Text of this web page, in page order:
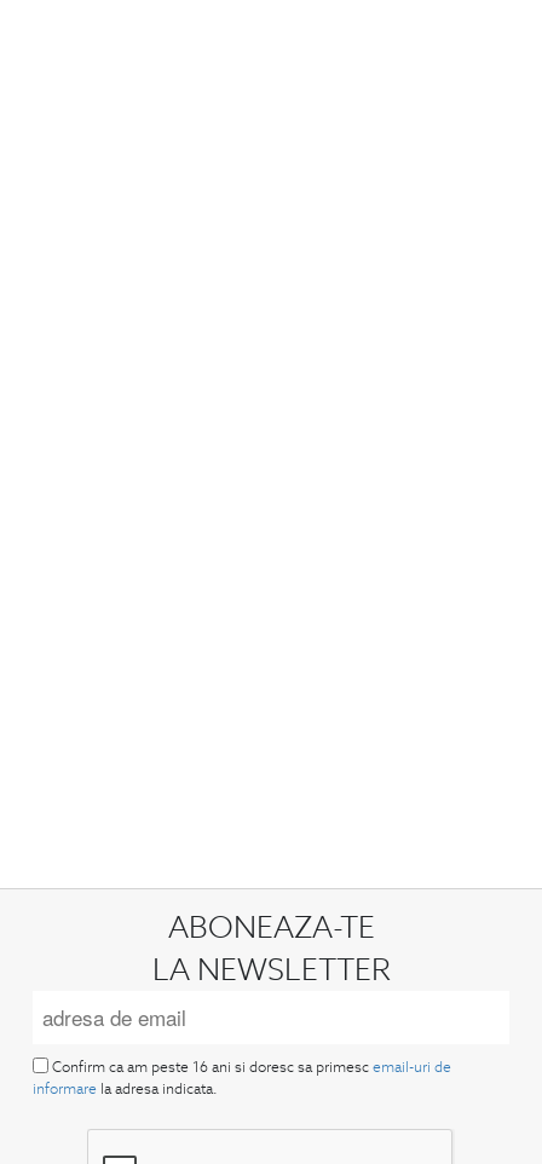
ABONEAZA-TE
LA NEWSLETTER
Confirm ca am peste 16 ani si doresc sa primesc email-uri de
informare la adresa indicata.